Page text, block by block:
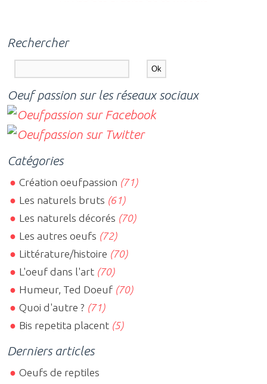
Rechercher
Oeuf passion sur les réseaux sociaux
Catégories
Création oeufpassion (71)
Les naturels bruts (61)
Les naturels décorés (70)
Les autres oeufs (72)
Littérature/histoire (70)
L'oeuf dans l'art (70)
Humeur, Ted Doeuf (70)
Quoi d'autre ? (71)
Bis repetita placent (5)
Derniers articles
Oeufs de reptiles